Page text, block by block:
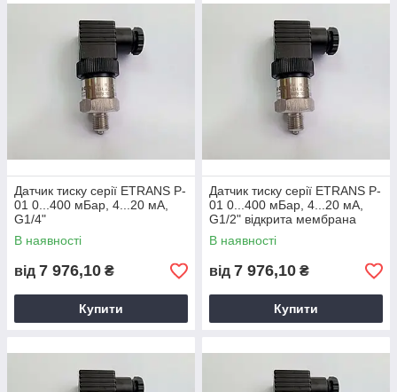
Датчик тиску серії ETRANS P-
01 0...400 мБар, 4...20 мА,
G1/4"
В наявності
від 7 976,10 ₴
Купити
Датчик тиску серії ETRANS P-
01 0...400 мБар, 4...20 мА,
G1/2" відкрита мембрана
В наявності
від 7 976,10 ₴
Купити